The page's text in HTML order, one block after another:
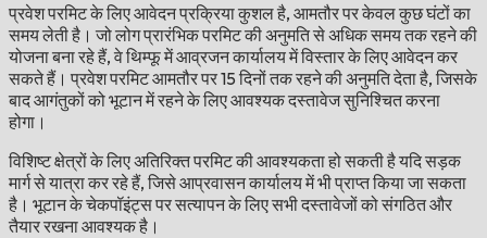
प्रवेश परमिट के लिए आवेदन प्रक्रिया कुशल है, आमतौर पर केवल कुछ घंटों का
समय लेती है। जो लोग प्रारंभिक परमिट की अनुमति से अधिक समय तक रहने की
योजना बना रहे हैं, वे थिम्फू में आव्रजन कार्यालय में विस्तार के लिए आवेदन कर
सकते हैं। प्रवेश परमिट आमतौर पर 15 दिनों तक रहने की अनुमति देता है, जिसके
बाद आगंतुकों को भूटान में रहने के लिए आवश्यक दस्तावेज सुनिश्चित करना
होगा।
विशिष्ट क्षेत्रों के लिए अतिरिक्त परमिट की आवश्यकता हो सकती है यदि सड़क
मार्ग से यात्रा कर रहे हैं, जिसे आप्रवासन कार्यालय में भी प्राप्त किया जा सकता
है। भूटान के चेकपॉइंट्स पर सत्यापन के लिए सभी दस्तावेजों को संगठित और
तैयार रखना आवश्यक है।